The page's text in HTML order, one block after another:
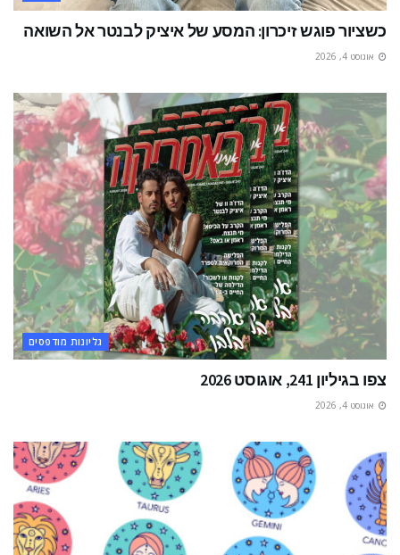
כשציור פוגש זיכרון: המסע של איציק לבנטר אל השואה
אוגוסט 4, 2026
גליונות מודפסים
צפו בגיליון 241, אוגוסט 2026
אוגוסט 4, 2026